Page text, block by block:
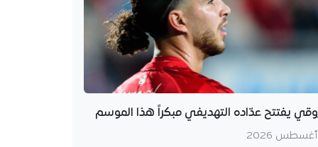
يفتتح عدّاده التهديفي مبكراً هذا الموسم